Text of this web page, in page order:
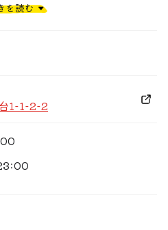
ノ音楽が流れ
好評。
ぷりぷりの岩牡蠣が絶品。
くお届け〜
造り・土瓶蒸し・せんぽうし
牡蠣オリーブ焼きです。
いませ♪
を読む
1-1-2-2